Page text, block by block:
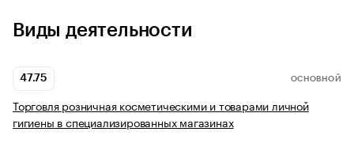
Виды деятельности
47.75 ОСНОВНОЙ
Торговля розничная косметическими и товарами личной
гигиены в специализированных магазинах